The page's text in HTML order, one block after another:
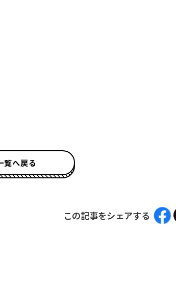
覧へ戻る
この記事をシェアする